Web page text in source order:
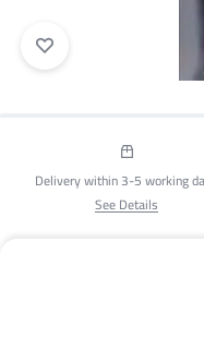
Delivery within 3-5 working
See Details